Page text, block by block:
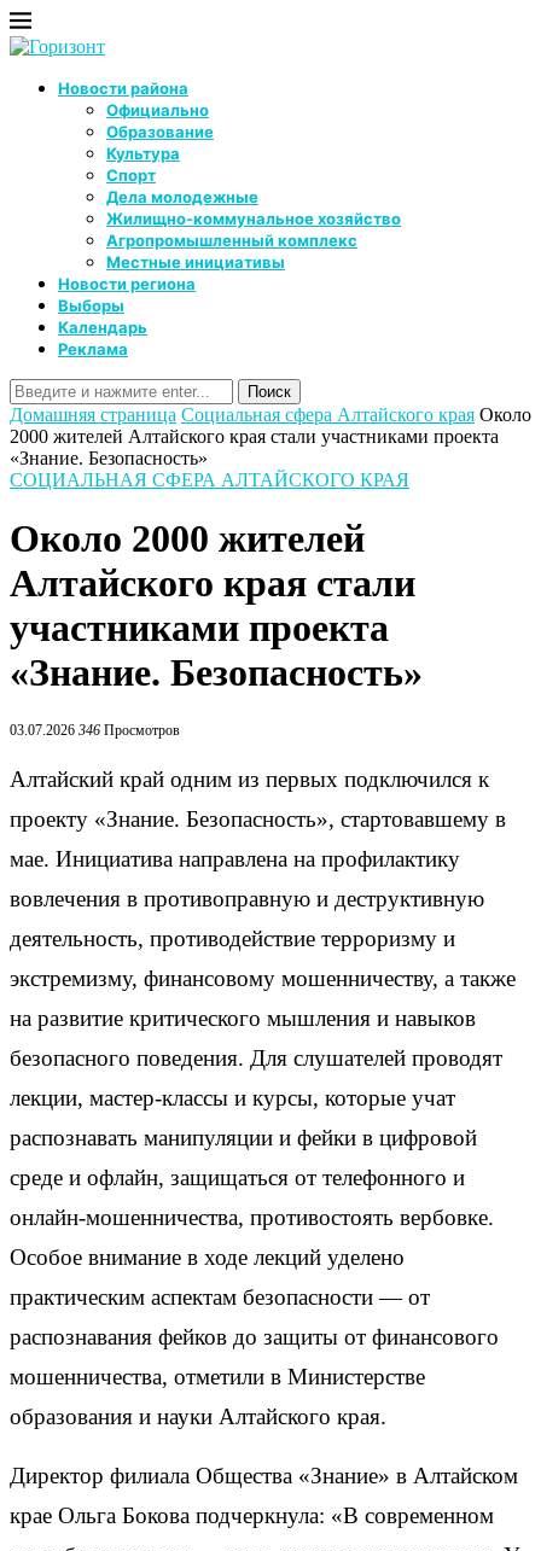
Новости района
Официально
Образование
Культура
Спорт
Дела молодежные
Жилищно-коммунальное хозяйство
Агропромышленный комплекс
Местные инициативы
Новости региона
Выборы
Календарь
Реклама
Домашняя страница Социальная сфера Алтайского края Около
2000 жителей Алтайского края стали участниками проекта
«Знание. Безопасность»
СОЦИАЛЬНАЯ СФЕРА АЛТАЙСКОГО КРАЯ
Около 2000 жителей
Алтайского края стали
участниками проекта
«Знание. Безопасность»
03.07.2026 346 Просмотров
Алтайский край одним из первых подключился к
проекту «Знание. Безопасность», стартовавшему в
мае. Инициатива направлена на профилактику
вовлечения в противоправную и деструктивную
деятельность, противодействие терроризму и
экстремизму, финансовому мошенничеству, а также
на развитие критического мышления и навыков
безопасного поведения. Для слушателей проводят
лекции, мастер-классы и курсы, которые учат
распознавать манипуляции и фейки в цифровой
среде и офлайн, защищаться от телефонного и
онлайн-мошенничества, противостоять вербовке.
Особое внимание в ходе лекций уделено
практическим аспектам безопасности — от
распознавания фейков до защиты от финансового
мошенничества, отметили в Министерстве
образования и науки Алтайского края.
Директор филиала Общества «Знание» в Алтайском
крае Ольга Бокова подчеркнула: «В современном